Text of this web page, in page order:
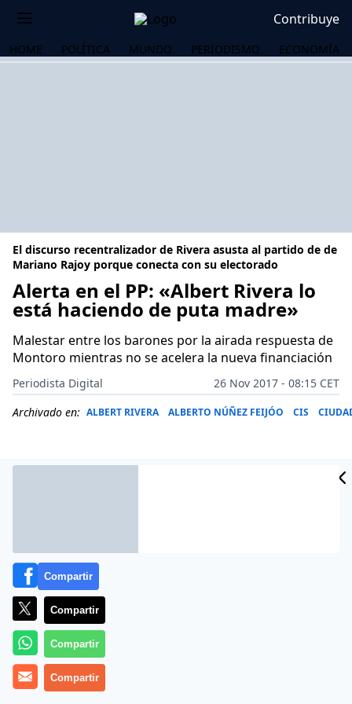
Contribuye
HOME POLÍTICA MUNDO PERIODISMO ECONOMÍA
El discurso recentralizador de Rivera asusta al partido de de
Mariano Rajoy porque conecta con su electorado
Alerta en el PP: «Albert Rivera lo
está haciendo de puta madre»
Malestar entre los barones por la airada respuesta de
Montoro mientras no se acelera la nueva financiación
Periodista Digital
26 Nov 2017 - 08:15 CET
Archivado en: ALBERT RIVERA ALBERTO NÚÑEZ FEIJÓO CIS
Les está ganando la partida todos los días y en todos
los frentes. Y en el PP se echan las manos a la cabeza.
Compartir
Compartir
Compartir
Compartir